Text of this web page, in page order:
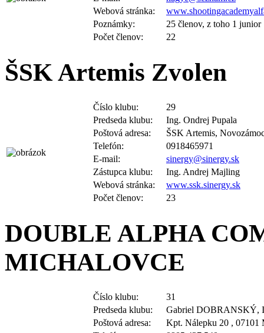
Poznámky:
25 členov, z toho 1 junior
Počet členov:
22
ŠSK Artemis Zvolen
Predseda klubu:
Ing. Ondrej Pupala
Poštová adresa:
ŠSK Artemis,
Telefón:
0918465971
E-mail:
sinergy@sinergy.sk
Zástupca klubu:
Ing. Andrej Majling
Webová stránka:
www.ssk.sinergy.sk
Počet členov:
23
DOUBLE ALPHA
MICHALOVCE
Predseda klubu:
Gabriel DOBRANSKÝ,
Poštová adresa:
Kpt. Nálepku 20 , 07101
Telefón:
0905 427 540